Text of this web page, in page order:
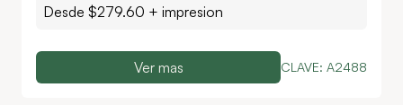
Desde $279.60 + impresion
Ver mas CLAVE: A2488